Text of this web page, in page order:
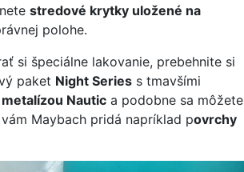
stredové krytky uložené na
polohe.
si špeciálne lakovanie, prebehnite si
paket Night Series s tmavšími
Nautic a podobne sa môžete
Maybach pridá napríklad povrchy